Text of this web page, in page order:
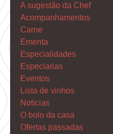
A sugestão da Chef
Acompanhamentos
Carne
Ementa
Especialidades
Especiarias
Eventos
Lista de vinhos
Noticias
O bolo da casa
Ofertas passadas